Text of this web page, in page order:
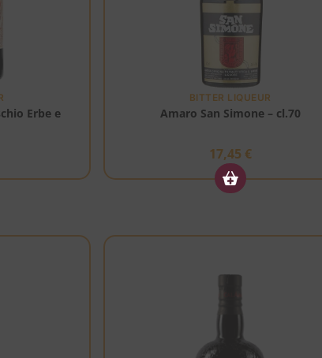
Erbe e
BITTER LIQUEUR
Amaro San Simone – cl.70
17,45 €